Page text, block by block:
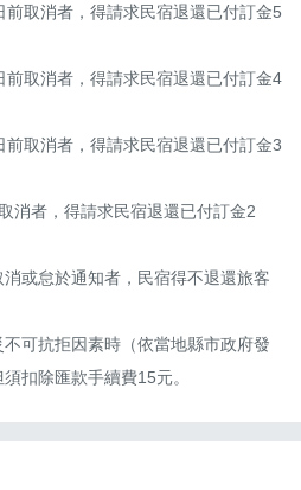
取消者，得請求民宿退還已付訂金5
取消者，得請求民宿退還已付訂金4
取消者，得請求民宿退還已付訂金3
消者，得請求民宿退還已付訂金2
或怠於通知者，民宿得不退還旅客
可抗拒因素時（依當地縣市政府發
扣除匯款手續費15元。